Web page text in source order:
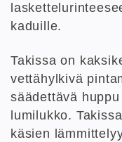
kaduille.
Takissa on
vettähylkivä
säädettävä
lumilukko.
käsien